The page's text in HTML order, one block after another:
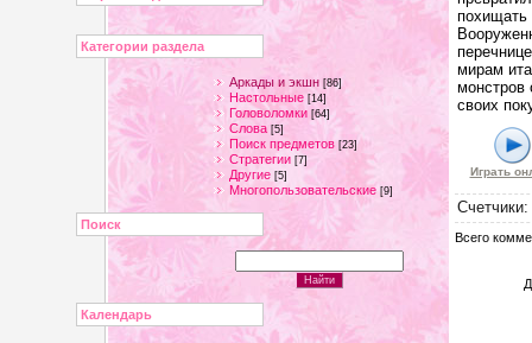
Категории раздела
Аркады и экшн [86]
Настольные [14]
Головоломки [64]
Слова [5]
Поиск предметов [23]
Стратегии [7]
Другие [5]
Многопользовательские [9]
Поиск
Календарь
похищать
мирам
монстров
своих
Играть
Счетчики:
Всего